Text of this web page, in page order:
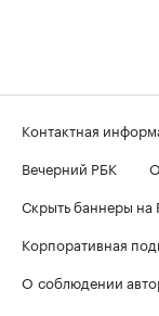
Контактная
Вечерний РБК
Скрыть баннеры на
Корпоративная
О соблюдении